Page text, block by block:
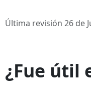
Última revisión 26 de
¿Fue útil